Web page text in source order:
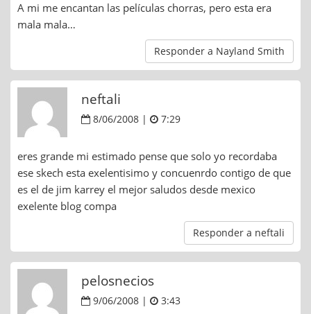
A mi me encantan las películas chorras, pero esta era
mala mala…
Responder a Nayland Smith
neftali
8/06/2008 | 7:29
eres grande mi estimado pense que solo yo recordaba
ese skech esta exelentisimo y concuenrdo contigo de que
es el de jim karrey el mejor saludos desde mexico
exelente blog compa
Responder a neftali
pelosnecios
9/06/2008 | 3:43